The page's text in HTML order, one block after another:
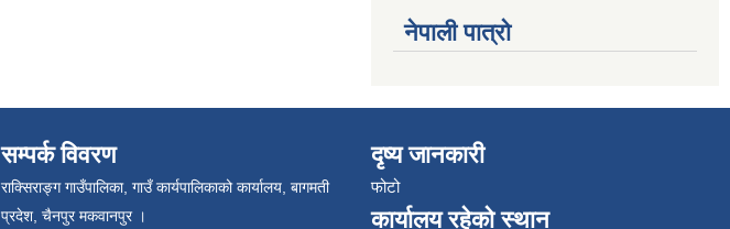
नेपाली पात्रो
सम्पर्क विवरण
राक्सिराङ्ग गाउँपालिका, गाउँ कार्यपालिकाको कार्यालय, बागमती
प्रदेश, चैनपुर मकवानपुर ।
दृष्य जानकारी
फोटो
कार्यालय रहेको स्थान